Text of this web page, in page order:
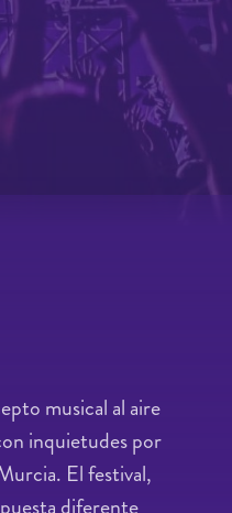
musical al aire
inquietudes por
El festival,